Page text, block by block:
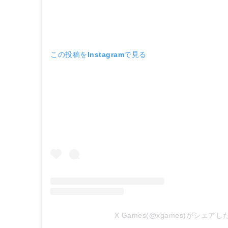
この投稿をInstagramで見る
X Games(@xgames)がシェアし